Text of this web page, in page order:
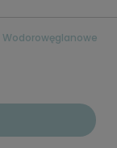
Wodorowęglanowe